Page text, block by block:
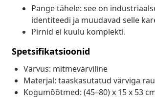
Pange tähele: see on
identiteedi ja muudavad selle
Pirnid ei kuulu komplekti.
Spetsifikatsioonid
Värvus: mitmevärviline
Materjal: taaskasutatud värviga
Kogumõõtmed: (45–80) x 15 x 53